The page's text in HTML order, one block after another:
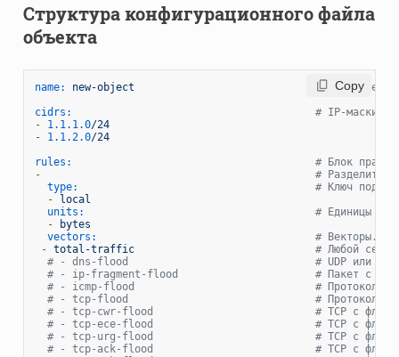
Структура конфигурационного файла
объекта
name: new-object
# Имя
cidrs:
# IP-маски
-
1.1 .1 .0/24
-
1.1 .2.0/24
rules:
# Блок
-
#
type:
# Ключ
-
local
units:
# Единицы
-
bytes
vectors:
# Векторы.
- total-traffic
# Любой
# - dns-flood                              # UDP или TCP,
# - ip-fragment-flood                      # Пакет с
# - icmp-flood                             # Протокол ICMP
# - tcp-flood                              # Протокол
# - tcp-cwr-flood                          # TCP с флагом
# - tcp-ece-flood                          # TCP с флагом
# - tcp-urg-flood                          # TCP с флагом
# - tcp-ack-flood                          # TCP с флагом
Copy